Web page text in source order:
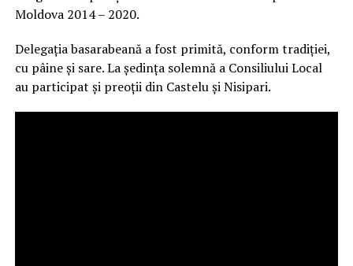
Moldova 2014 – 2020.
Delegația basarabeană a fost primită, conform tradiției,
cu pâine și sare. La ședința solemnă a Consiliului Local
au participat și preoții din Castelu și Nisipari.